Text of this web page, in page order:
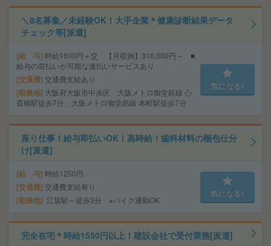
＼8名募集／未経験OK！大手企業＊健康診断結果データ
チェック等[派遣]
給 与 時給1600円＋交 【月収例】316,000円～ ■
給与の前払いが可能な速払いサービスあり
交通費 交通費支給あり
勤務地 大阪府大阪市中央区 大阪メトロ御堂筋線 心
斎橋駅徒歩7分、大阪メトロ御堂筋線 本町駅徒歩7分
気になる!
座り仕事！給与即払いOK！高時給！歯科材料の梱包仕分
け[派遣]
給 与 時給1250円
交通費 交通費支給有り
勤務地 江坂駅～徒歩3分 ※バイク通勤OK
気になる!
完全在宅＊時給1550円以上！建設会社で受付業務[派遣]